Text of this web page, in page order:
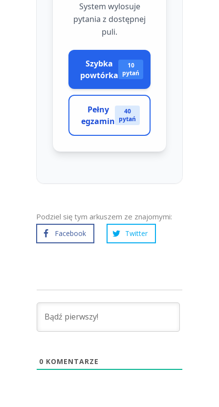
Podziel się tym arkuszem ze znajomymi:
Facebook Twitter
0 KOMENTARZE